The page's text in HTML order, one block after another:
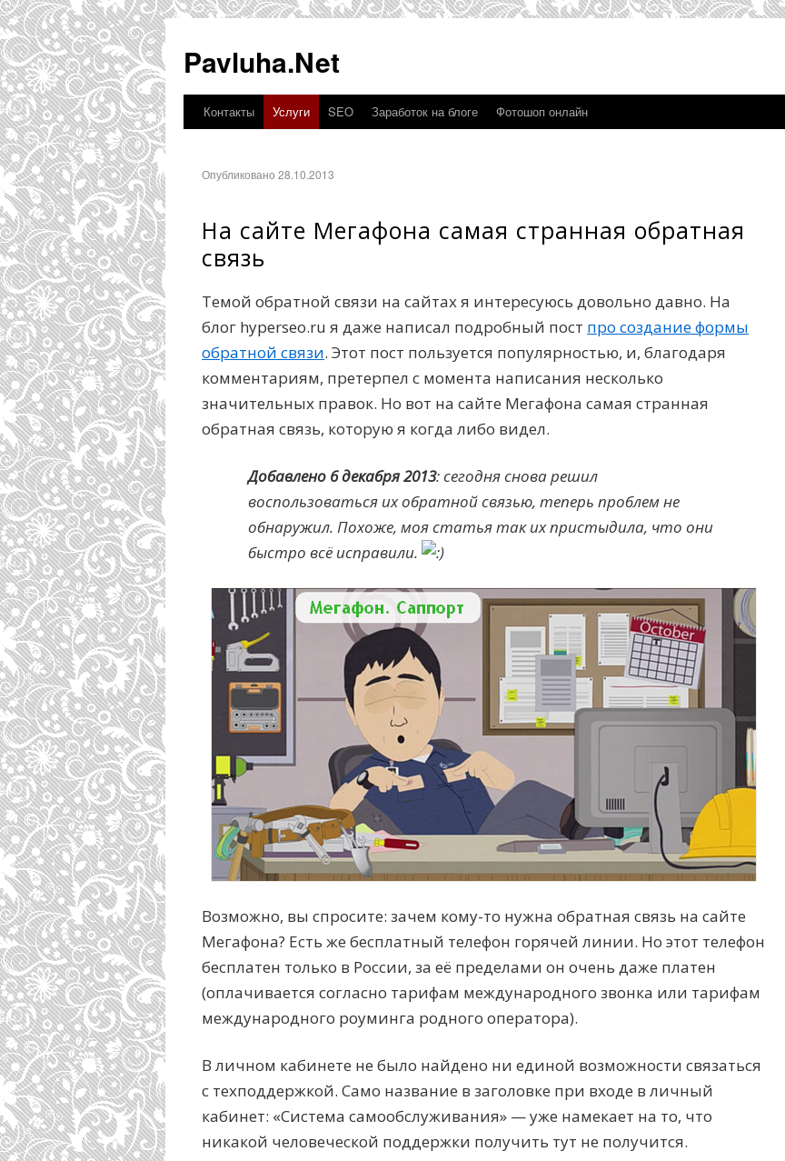
Pavluha.Net
Контакты Услуги SEO Заработок на блоге Фотошоп онлайн
Опубликовано 28.10.2013
На сайте Мегафона самая странная обратная
связь
Темой обратной связи на сайтах я интересуюсь довольно давно. На
блог hyperseo.ru я даже написал подробный пост про создание формы
обратной связи. Этот пост пользуется популярностью, и, благодаря
комментариям, претерпел с момента написания несколько
значительных правок. Но вот на сайте Мегафона самая странная
обратная связь, которую я когда либо видел.
Добавлено 6 декабря 2013: сегодня снова решил
воспользоваться их обратной связью, теперь проблем не
обнаружил. Похоже, моя статья так их пристыдила, что они
быстро всё исправили.
Возможно, вы спросите: зачем кому-то нужна обратная связь на сайте
Мегафона? Есть же бесплатный телефон горячей линии. Но этот телефон
бесплатен только в России, за её пределами он очень даже платен
(оплачивается согласно тарифам международного звонка или тарифам
международного роуминга родного оператора).
В личном кабинете не было найдено ни единой возможности связаться
с техподдержкой. Само название в заголовке при входе в личный
кабинет: «Система самообслуживания» — уже намекает на то, что
никакой человеческой поддержки получить тут не получится.